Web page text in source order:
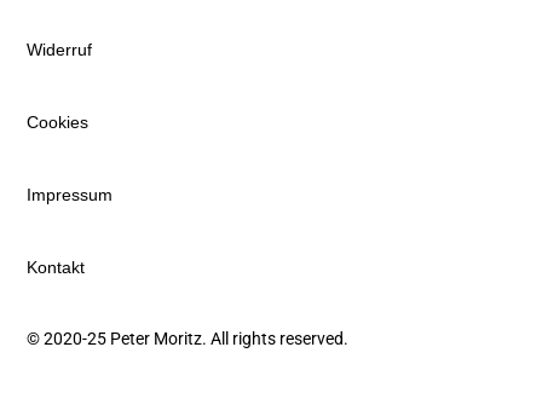
© 2020-25 Peter Moritz. All rights reserved.
Widerruf
Cookies
Impressum
Kontakt